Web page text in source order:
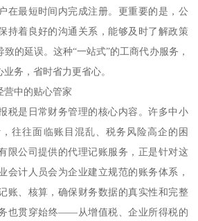
在最短时间内完成注册。更重要的是，公
持着良好的沟通关系，能够及时了解政策
的延误。这种“一站式”的工商代办服务，
务，省时省力更省心。
营中的贴心管家
税是日常财务管理的核心内容。许多中小
往往面临账目混乱、税务风险高企的困
限公司提供的代理记账服务，正是针对这
会计人员会为企业建立规范的账务体系，
账、核算，确保财务数据的真实性和完整
也贯穿始终——从增值税、企业所得税的